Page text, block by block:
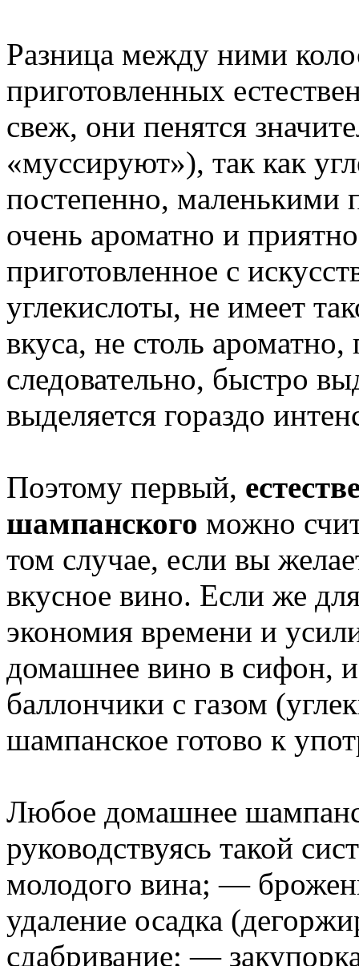
Разница между ними
приготовленных
свеж, они пенятся
«муссируют»), так как
постепенно, маленькими
очень ароматно и
приготовленное с
углекислоты, не имеет
вкуса, не столь
следовательно, быстро
выделяется гораздо
Поэтому первый,
шампанского можно
том случае, если вы
вкусное вино. Если же
экономия времени и
домашнее вино в сифон,
баллончики с газом
шампанское готово к
Любое домашнее
руководствуясь такой
молодого вина; —
удаление осадка
сдабривание; —